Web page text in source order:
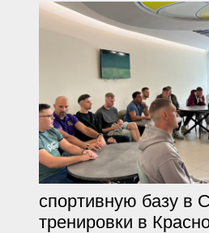
спортивную базу в
тренировки в